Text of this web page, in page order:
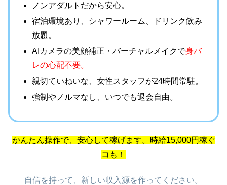
ノンアダルトだから安心。
宿泊環境あり、シャワールーム、ドリンク飲み
放題。
AIカメラの美顔補正・バーチャルメイクで身バ
レの心配不要。
親切ていねいな、女性スタッフが24時間常駐。
強制やノルマなし、 いつでも退会自由。
かんたん操作で、安心して稼げます。時給15,000円稼ぐ
コも！
自信を持って、新しい収入源を作ってください。